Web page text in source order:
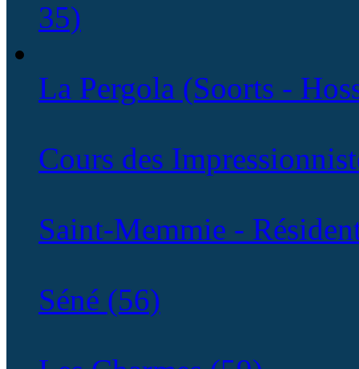
35)
La Pergola (Soorts -
Cours des
Saint-Memmie -
Séné (56)